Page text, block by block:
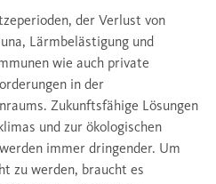
der Verlust von
Lärmbelästigung und
wie auch private
in der
Zukunftsfähige Lösungen
und zur ökologischen
immer dringender. Um
zu werden, braucht es